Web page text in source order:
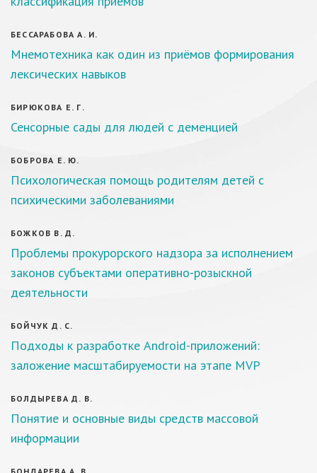
БЕССАРАБОВА А. И.
Мнемотехника как один из приёмов формирования
лексических навыков
БИРЮКОВА Е. Г.
Сенсорные сады для людей с деменцией
БОБРОВА Е. Ю.
Психологическая помощь родителям детей с
психическими заболеваниями
БОЖКОВ В. Д.
Проблемы прокурорского надзора за исполнением
законов субъектами оперативно-розыскной
деятельности
БОЙЧУК Д. С.
Подходы к разработке Android-приложений:
заложение масштабируемости на этапе MVP
БОЛДЫРЕВА Д. В.
Понятие и основные виды средств массовой
информации